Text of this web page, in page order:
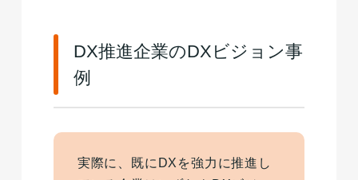
DX推進企業のDXビジョン事
例
実際に、既にDXを強力に推進し